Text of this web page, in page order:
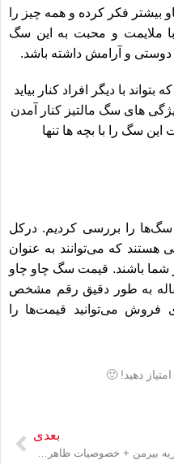
فکر کرده و همه چیز را
با ملایمت و محبت به این سگ
و آرامش داشته باشد.
با دیگر افراد کنار بیاید
های سگ مالتیز کنار آمدن
این سگ را با بچه ها تنها
سگ‏‌ها را بررسی کردیم. درکل
هستند که می‌‏توانند به عنوان
شما باشند. قیمت سگ چاو چاو
به طور دقیق رقم مشخص
کنیم؛ اما با مراجعه به سایت‌های فروش می‌‏توانید قیمت‌‎ها را
امتیاز دهید! 🙂
بعدی
گربه بیرمن + خصوصیات ظاهری و اخلاقی نژاد گربه بیرمن